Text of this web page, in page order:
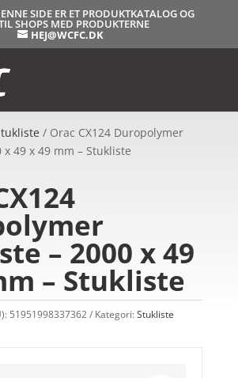
SIDE ER ET PRODUKTKATALOG OG
SHOPS MED PRODUKTERNE
HEJ@WCFC.DK
/ Orac CX124 Duropolymer
x 49 x 49 mm – Stukliste
– 2000 x 49
– Stukliste
51951998337362 Kategori:Stukliste